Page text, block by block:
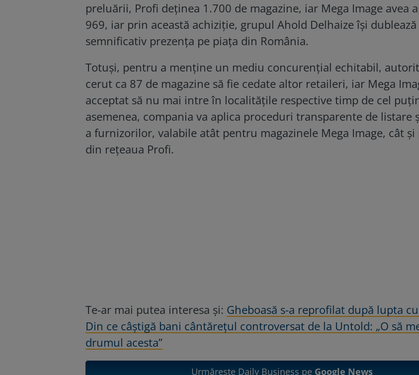
preluării, Profi deținea 1.700 de magazine, iar Mega Image avea
969, iar prin această achiziție, grupul Ahold Delhaize își dublează
semnificativ prezența pe piața din România.
Totuși, pentru a menține un mediu concurențial echitabil,
cerut ca 87 de magazine să fie cedate altor retaileri, iar Mega
acceptat să nu mai intre în localitățile respective timp de cel
asemenea, compania va aplica proceduri transparente de listare
a furnizorilor, valabile atât pentru magazinele Mega Image, cât
din rețeaua Profi.
Te-ar mai putea interesa și: Gheboasă s-a reprofilat după lupta
Din ce câștigă bani cântărețul controversat de la Untold: „O să
drumul acesta”
Urmărește Daily Business pe Google News